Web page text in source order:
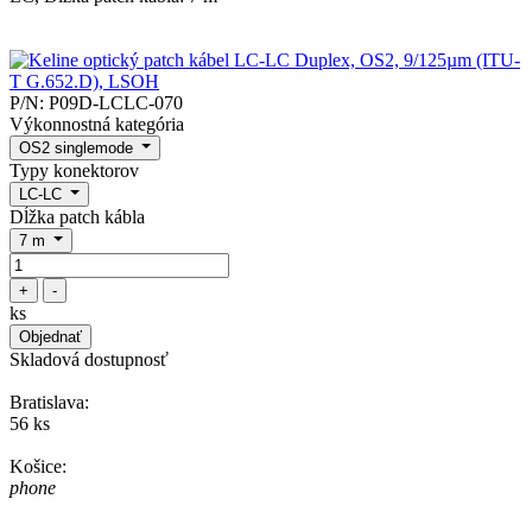
P/N: P09D-LCLC-070
Výkonnostná kategória
OS2 singlemode
Typy konektorov
LC-LC
Dĺžka patch kábla
7 m
+ -
ks
Objednať
Skladová dostupnosť
Bratislava:
56 ks
Košice:
phone